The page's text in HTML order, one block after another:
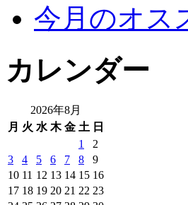
今月のオス
カレンダー
2026年8月
月 火 水 木 金 土 日
1
2
3
4 5 6 7 8
9
10 11 12 13 14 15 16
17 18 19 20 21 22 23